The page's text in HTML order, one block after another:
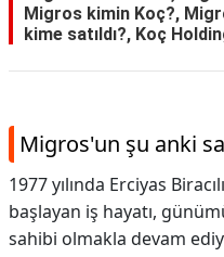
Migros kimin Koç?,
kime satıldı?, Koç
Migros'un şu anki
1977 yılında Erciyas
başlayan iş hayatı,
sahibi olmakla devam